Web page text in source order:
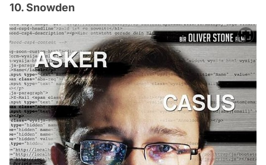
10. Snowden